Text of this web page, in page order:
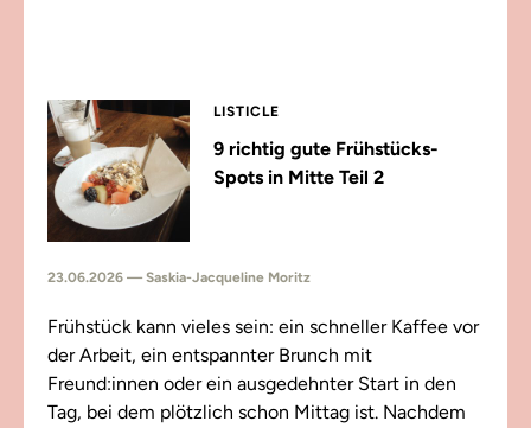
LISTICLE
9 richtig gute Frühstücks-
Spots in Mitte Teil 2
23.06.2026 — Saskia-Jacqueline Moritz
Frühstück kann vieles sein: ein schneller Kaffee vor
der Arbeit, ein entspannter Brunch mit
Freund:innen oder ein ausgedehnter Start in den
Tag, bei dem plötzlich schon Mittag ist. Nachdem